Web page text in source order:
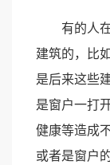
有的人在
建筑的，比
是后来这些
是窗户一打
健康等造成
或者是窗户